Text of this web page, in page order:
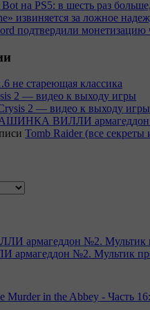
на PS5: в шесть раз
извиняется за ложное
подтвердили монетизацию
не стареющая классика
2 — видео к выходу игры
2 — видео к выходу игры
ВИЛЛИ армагеддон
Tomb Raider (все
№2. Мультик
Murder in the Abbey - Часть